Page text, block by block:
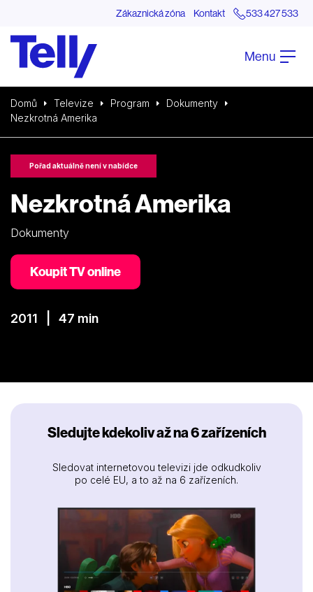
Zákaznická zóna Kontakt 533 427 533
Menu
Domů Televize Program
Dokumenty
Nezkrotná Amerika
Pořad aktuálně není v nabídce
Nezkrotná Amerika
Dokumenty
Koupit TV online
2011 | 47 min
Sledujte kdekoliv až na 6 zařízeních
Sledovat internetovou televizi jde odkudkoliv
po celé EU, a to až na 6 zařízeních.